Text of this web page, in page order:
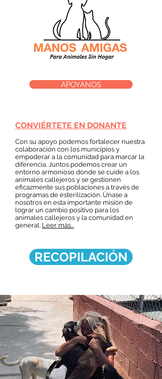
APOYANOS
CONVIÉRTETE EN DONANTE
Con su apoyo podemos fortalecer nuestra
colaboración con los municipios y
empoderar a la comunidad para marcar la
diferencia. Juntos podemos crear un
entorno armonioso donde se cuide a los
animales callejeros y se gestionen
eficazmente sus poblaciones a través de
programas de esterilización. Únase a
nosotros en esta importante misión de
lograr un cambio positivo para los
animales callejeros y la comunidad en
general. Leer más...
RECOPILACIÓN